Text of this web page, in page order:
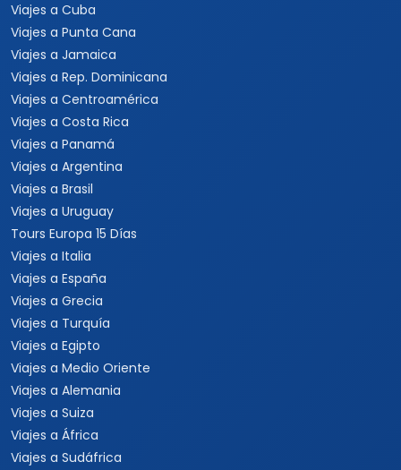
Viajes a Cuba
Viajes a Punta Cana
Viajes a Jamaica
Viajes a Rep. Dominicana
Viajes a Centroamérica
Viajes a Costa Rica
Viajes a Panamá
Viajes a Argentina
Viajes a Brasil
Viajes a Uruguay
Tours Europa 15 Días
Viajes a Italia
Viajes a España
Viajes a Grecia
Viajes a Turquía
Viajes a Egipto
Viajes a Medio Oriente
Viajes a Alemania
Viajes a Suiza
Viajes a África
Viajes a Sudáfrica